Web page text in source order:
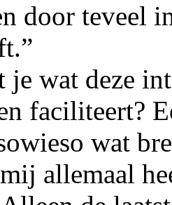
door teveel
je wat deze
faciliteert?
wat
allemaal